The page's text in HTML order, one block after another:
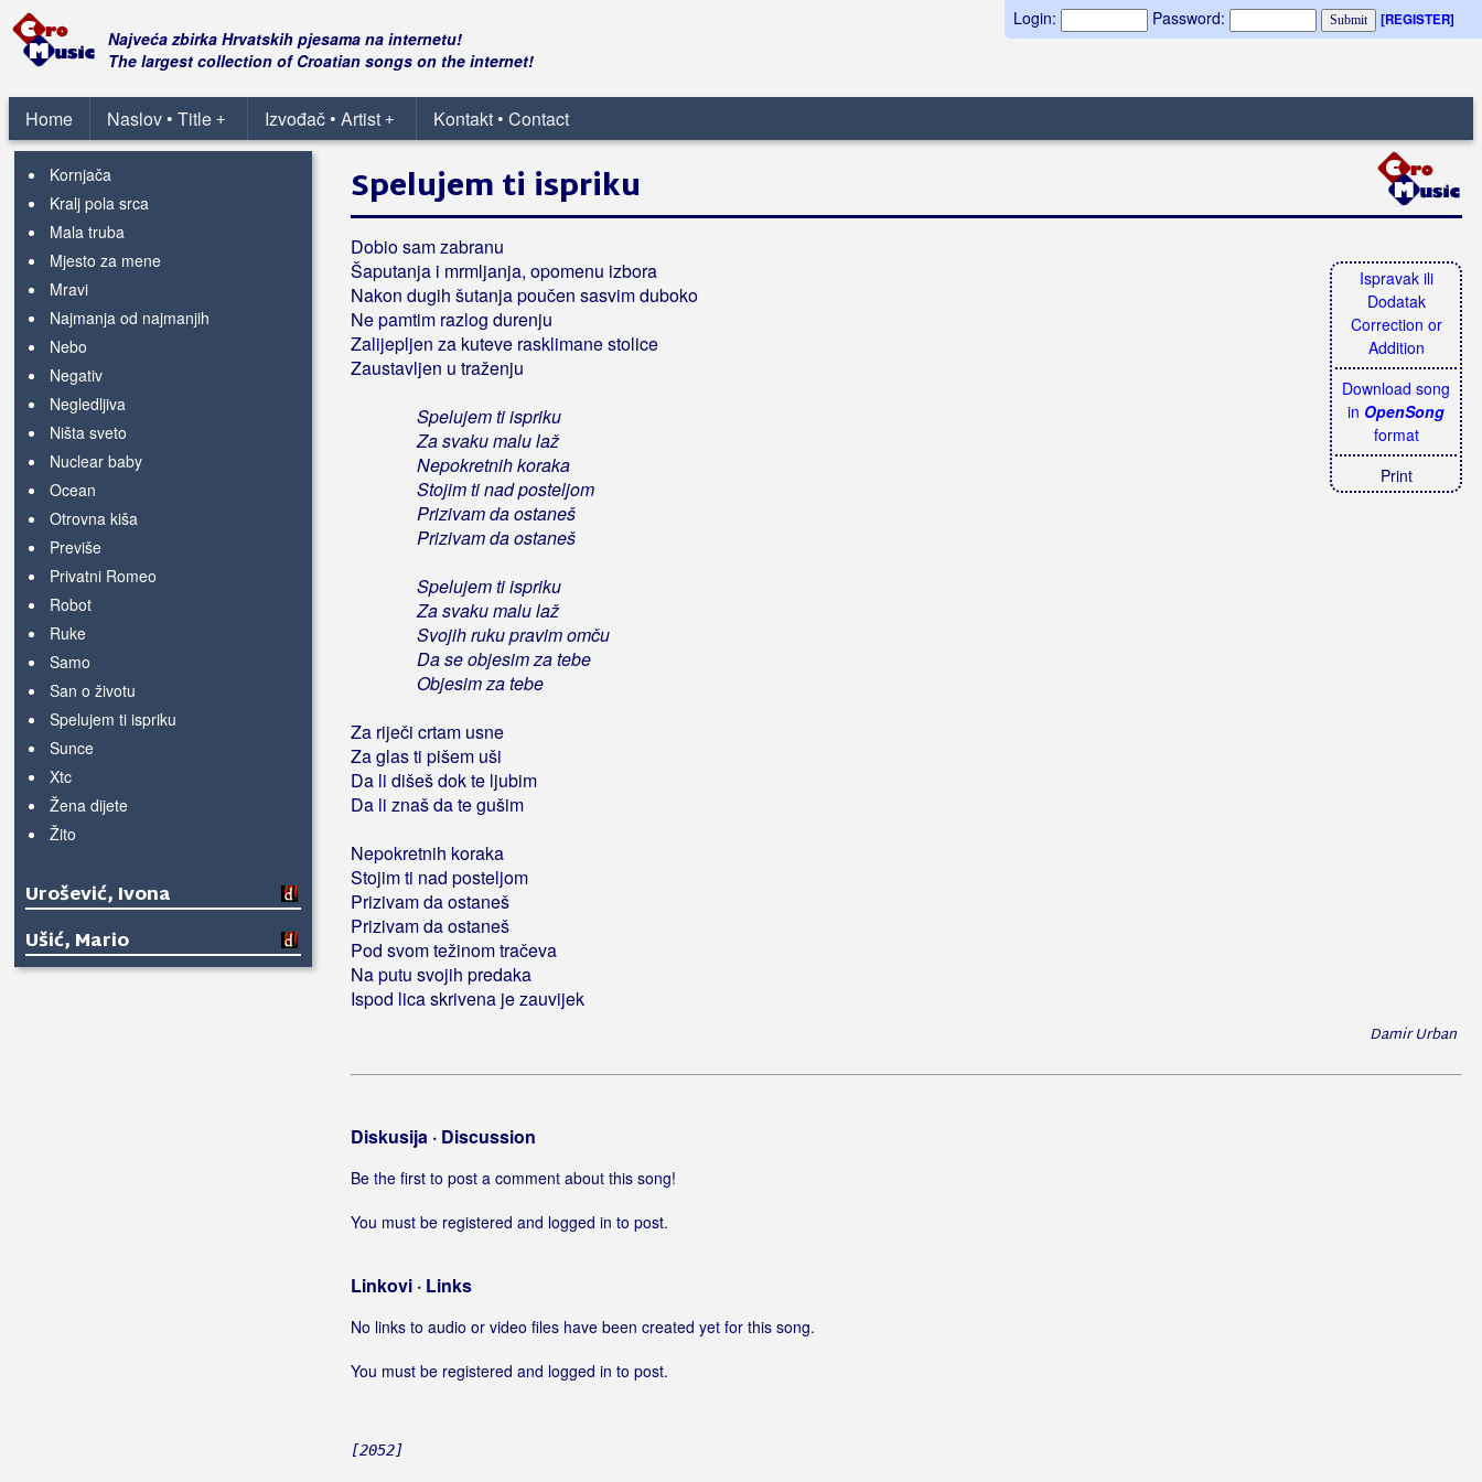
Login: Password: [REGISTER]
Najveća zbirka Hrvatskih pjesama na internetu!
The largest collection of Croatian songs on the internet!
Home +
Naslov • Title +
Izvođač • Artist Kontakt • Contact
Glas jeka
Gledaj i vidi
Jedna od onih bez naslova
Kauboji modre niti
Kornjača
Kralj pola srca
Mala truba
Mjesto za mene
Mravi
Najmanja od najmanjih
Nebo
Negativ
Negledljiva
Ništa sveto
Nuclear baby
Ocean
Otrovna kiša
Previše
Privatni Romeo
Robot
Ruke
Samo
San o životu
Spelujem ti ispriku
Sunce
Xtc
Žena dijete
Žito
Urošević, Ivona
Ušić, Mario
Ispravak ili
Dodatak
Correction or
Addition
Download song
in OpenSong
format
Print
Spelujem ti ispriku
Dobio sam zabranu
Šaputanja i mrmljanja, opomenu izbora
Nakon dugih šutanja poučen sasvim duboko
Ne pamtim razlog durenju
Zalijepljen za kuteve rasklimane stolice
Zaustavljen u traženju
Spelujem ti ispriku
Za svaku malu laž
Nepokretnih koraka
Stojim ti nad posteljom
Prizivam da ostaneš
Prizivam da ostaneš
Spelujem ti ispriku
Za svaku malu laž
Svojih ruku pravim omču
Da se objesim za tebe
Objesim za tebe
Za riječi crtam usne
Za glas ti pišem uši
Da li dišeš dok te ljubim
Da li znaš da te gušim
Nepokretnih koraka
Stojim ti nad posteljom
Prizivam da ostaneš
Prizivam da ostaneš
Pod svom težinom tračeva
Na putu svojih predaka
Ispod lica skrivena je zauvijek
Damir Urban
Diskusija · Discussion
Be the first to post a comment about this song!
You must be registered and logged in to post.
Linkovi · Links
No links to audio or video files have been created yet for this song.
You must be registered and logged in to post.
[2052]